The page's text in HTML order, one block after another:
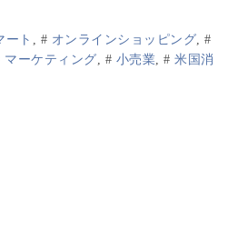
ート , # オンラインショッピング, #
マーケティング, # 小売業, # 米国消